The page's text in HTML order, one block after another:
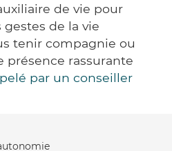
de vie pour
gestes de la vie
tenir compagnie ou
présence rassurante
par un conseiller